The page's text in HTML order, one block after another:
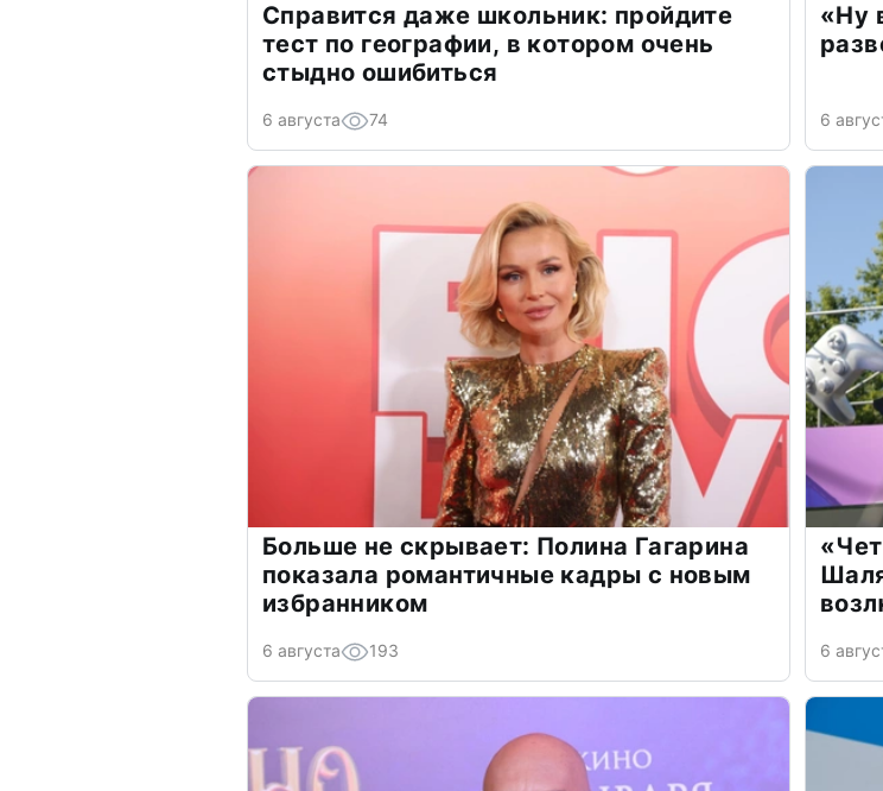
Справится даже школьник: пройдите
тест по географии, в котором очень
стыдно ошибиться
6 августа 74
«Ну
6
Больше не скрывает: Полина Гагарина
показала романтичные кадры с новым
избранником
6 августа 193 6